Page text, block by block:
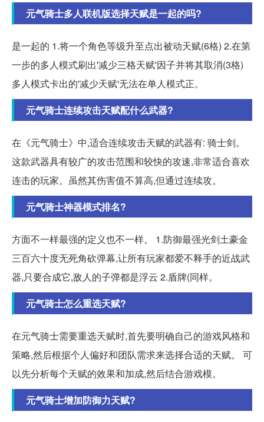
元气骑士多人联机版选择天赋是一起的吗?
是一起的 1.将一个角色等级升至点出被动天赋(6格) 2.在第
一步的多人模式刷出'减少三格天赋'因子并将其取消(3格)
多人模式卡出的'减少天赋'无法在单人模式正。
元气骑士连续攻击天赋配什么武器?
在《元气骑士》中,适合连续攻击天赋的武器有: 骑士剑。
这款武器具有较广的攻击范围和较快的攻速,非常适合喜欢
连击的玩家。虽然其伤害值不算高,但通过连续攻。
元气骑士神器模式排名?
方面不一样最强的定义也不一样。 1.防御最强光剑土豪金
三百六十度无死角砍弹幕,让所有玩家都爱不释手的近战武
器,只要合成它,敌人的子弹都是浮云 2.盾牌(同样。
元气骑士怎么重选天赋?
在元气骑士需要重选天赋时,首先要明确自己的游戏风格和
策略,然后根据个人偏好和团队需求来选择合适的天赋。 可
以先分析每个天赋的效果和加成,然后结合游戏模。
元气骑士增加防御力天赋?